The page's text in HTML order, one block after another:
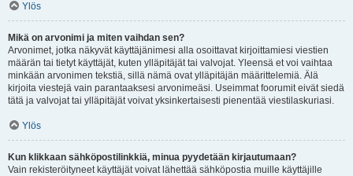
Ylös
Mikä on arvonimi ja miten vaihdan sen?
Arvonimet, jotka näkyvät käyttäjänimesi alla osoittavat kirjoittamiesi viestien
määrän tai tietyt käyttäjät, kuten ylläpitäjät tai valvojat. Yleensä et voi vaihtaa
minkään arvonimen tekstiä, sillä nämä ovat ylläpitäjän määrittelemiä. Älä
kirjoita viestejä vain parantaaksesi arvonimeäsi. Useimmat foorumit eivät siedä
tätä ja valvojat tai ylläpitäjät voivat yksinkertaisesti pienentää viestilaskuriasi.
Ylös
Kun klikkaan sähköpostilinkkiä, minua pyydetään kirjautumaan?
Vain rekisteröityneet käyttäjät voivat lähettää sähköpostia muille käyttäjille